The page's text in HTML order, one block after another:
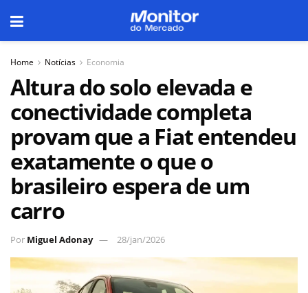
Home Notícias Economia
Altura do solo elevada e
conectividade completa
provam que a Fiat entendeu
exatamente o que o
brasileiro espera de um
carro
Por Miguel Adonay 28/jan/2026